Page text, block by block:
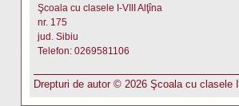
Şcoala cu clasele I-VIII Alţîna
nr. 175
jud. Sibiu
Telefon: 0269581106
Drepturi de autor © 2026 Şcoala cu clasele